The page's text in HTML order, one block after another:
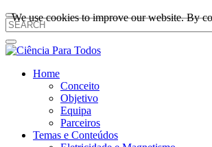
Home
Conceito
Objetivo
Equipa
Parceiros
Temas e Conteúdos
We use cookies to improve our website. By